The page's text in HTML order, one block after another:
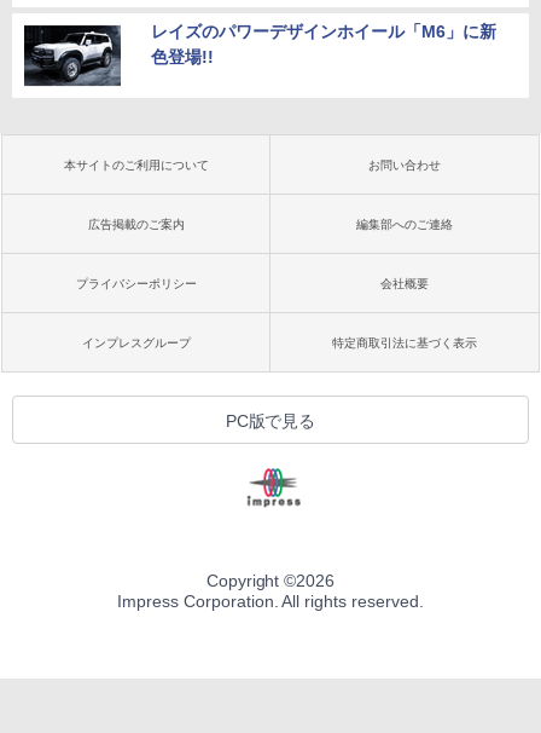
レイズのパワーデザインホイール「M6」に新
色登場!!
本サイトのご利用について お問い合わせ
広告掲載のご案内 編集部へのご連絡
プライバシーポリシー 会社概要
インプレスグループ 特定商取引法に基づく表示
PC版で見る
Copyright ©2026
Impress Corporation. All rights reserved.